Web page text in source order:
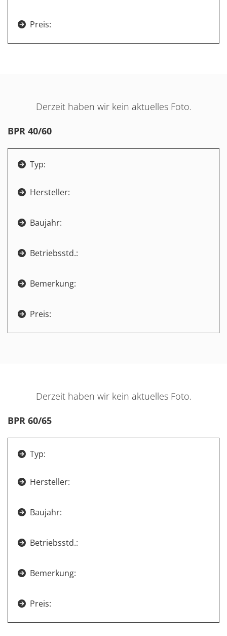
 Preis:
Derzeit haben wir kein aktuelles Foto.
BPR 40/60
 Typ:
 Hersteller:
 Baujahr:
 Betriebsstd.:
 Bemerkung:
 Preis:
Derzeit haben wir kein aktuelles Foto.
BPR 60/65
 Typ:
 Hersteller:
 Baujahr:
 Betriebsstd.:
 Bemerkung:
 Preis: